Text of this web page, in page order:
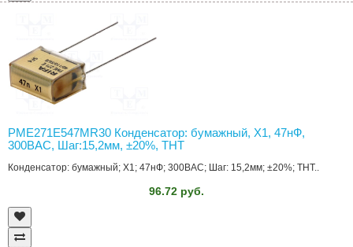
PME271E547MR30 Конденсатор: бумажный, Х1, 47нФ,
300ВAC, Шаг:15,2мм, ±20%, THT
Конденсатор: бумажный; Х1; 47нФ; 300ВAC; Шаг: 15,2мм; ±20%; THT..
96.72 руб.